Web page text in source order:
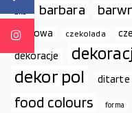
ako barbara
cukrowa czekolada
dekoracje
dekor pol ditarte
food colours forma